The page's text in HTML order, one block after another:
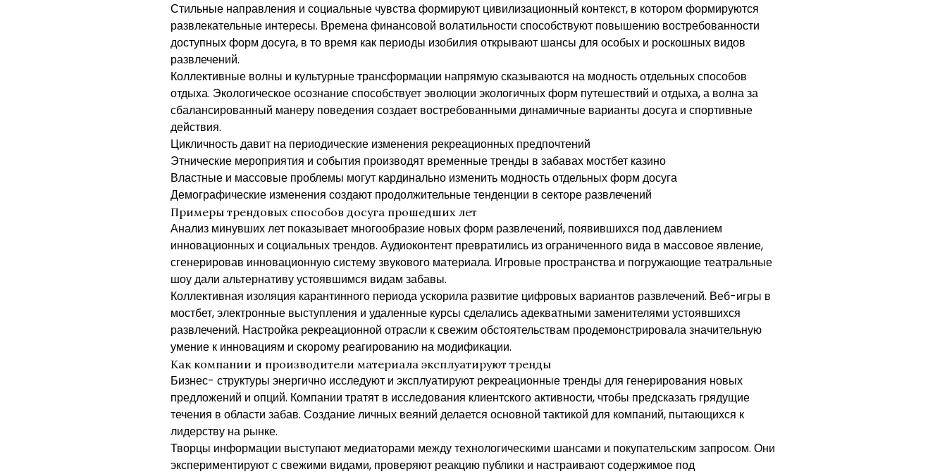
Стильные направления и социальные чувства формируют цивилизационный контекст, в котором формируются
развлекательные интересы. Времена финансовой волатильности способствуют повышению востребованности
доступных форм досуга, в то время как периоды изобилия открывают шансы для особых и роскошных видов
развлечений.
Коллективные волны и культурные трансформации напрямую сказываются на модность отдельных способов
отдыха. Экологическое осознание способствует эволюции экологичных форм путешествий и отдыха, а волна за
сбалансированный манеру поведения создает востребованными динамичные варианты досуга и спортивные
действия.
Цикличность давит на периодические изменения рекреационных предпочтений
Этнические мероприятия и события производят временные тренды в забавах мостбет казино
Властные и массовые проблемы могут кардинально изменить модность отдельных форм досуга
Демографические изменения создают продолжительные тенденции в секторе развлечений
Примеры трендовых способов досуга прошедших лет
Анализ минувших лет показывает многообразие новых форм развлечений, появившихся под давлением
инновационных и социальных трендов. Аудиоконтент превратились из ограниченного вида в массовое явление,
сгенерировав инновационную систему звукового материала. Игровые пространства и погружающие театральные
шоу дали альтернативу устоявшимся видам забавы.
Коллективная изоляция карантинного периода ускорила развитие цифровых вариантов развлечений. Веб-игры в
мостбет, электронные выступления и удаленные курсы сделались адекватными заменителями устоявшихся
развлечений. Настройка рекреационной отрасли к свежим обстоятельствам продемонстрировала значительную
умение к инновациям и скорому реагированию на модификации.
Как компании и производители материала эксплуатируют тренды
Бизнес- структуры энергично исследуют и эксплуатируют рекреационные тренды для генерирования новых
предложений и опций. Компании тратят в исследования клиентского активности, чтобы предсказать грядущие
течения в области забав. Создание личных веяний делается основной тактикой для компаний, пытающихся к
лидерству на рынке.
Творцы информации выступают медиаторами между технологическими шансами и покупательским запросом. Они
экспериментируют с свежими видами, проверяют реакцию публики и настраивают содержимое под